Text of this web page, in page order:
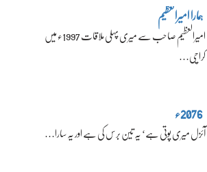
ہمارا امیرالعظیم
امیرالعظیم صاحب سے میری پہلی ملاقات 1997ء میں
کراچی…
2076ء
آئزل میری پوتی ہے‘ یہ تین برس کی ہے اور یہ سارا…